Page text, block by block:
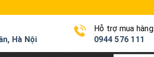
Hà Nội
Hỗ trợ mua hàng
0944 576 111